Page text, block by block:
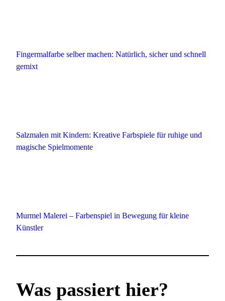
Fingermalfarbe selber machen: Natürlich, sicher und schnell
gemixt
Salzmalen mit Kindern: Kreative Farbspiele für ruhige und
magische Spielmomente
Murmel Malerei – Farbenspiel in Bewegung für kleine
Künstler
Was passiert hier?